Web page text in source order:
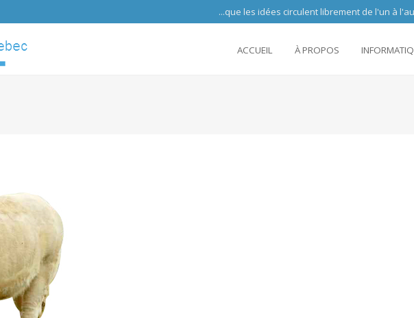
...que les idées circulent librement de l'un à l'autre
ACCUEIL À PROPOS